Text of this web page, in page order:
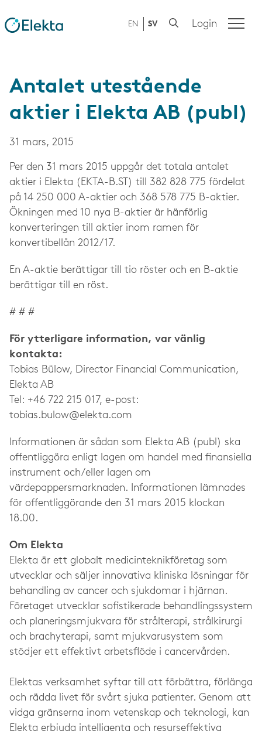
EN SV Login
Antalet utestående
aktier i Elekta AB (publ)
31 mars, 2015
Per den 31 mars 2015 uppgår det totala antalet
aktier i Elekta (EKTA-B.ST) till 382 828 775 fördelat
på 14 250 000 A-aktier och 368 578 775 B-aktier.
Ökningen med 10 nya B-aktier är hänförlig
konverteringen till aktier inom ramen för
konvertibellån 2012/17.
En A-aktie berättigar till tio röster och en B-aktie
berättigar till en röst.
# # #
För ytterligare information, var vänlig
kontakta:
Tobias Bülow, Director Financial Communication,
Elekta AB
Tel: +46 722 215 017, e-post:
tobias.bulow@elekta.com
Informationen är sådan som Elekta AB (publ) ska
offentliggöra enligt lagen om handel med finansiella
instrument och/eller lagen om
värdepappersmarknaden. Informationen lämnades
för offentliggörande den 31 mars 2015 klockan
18.00.
Om Elekta
Elekta är ett globalt medicinteknikföretag som
utvecklar och säljer innovativa kliniska lösningar för
behandling av cancer och sjukdomar i hjärnan.
Företaget utvecklar sofistikerade behandlingssystem
och planeringsmjukvara för strålterapi, strålkirurgi
och brachyterapi, samt mjukvarusystem som
stödjer ett effektivt arbetsflöde i cancervården.
Elektas verksamhet syftar till att förbättra, förlänga
och rädda livet för svårt sjuka patienter. Genom att
vidga gränserna inom vetenskap och teknologi, kan
Elekta erbjuda intelligenta och resurseffektiva